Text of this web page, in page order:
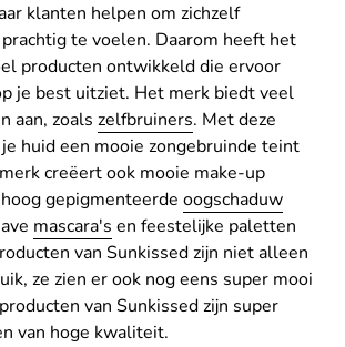
klanten helpen om zichzelf
te voelen. Daarom heeft het
producten ontwikkeld die ervoor
je best uitziet. Het merk biedt veel
aan, zoals zelfbruiners. Met deze
huid een mooie zongebruinde teint
creëert ook mooie make-up
gepigmenteerde oogschaduw
mascara's en feestelijke paletten
van Sunkissed zijn niet alleen
ze zien er ook nog eens super mooi
van Sunkissed zijn super
van hoge kwaliteit.